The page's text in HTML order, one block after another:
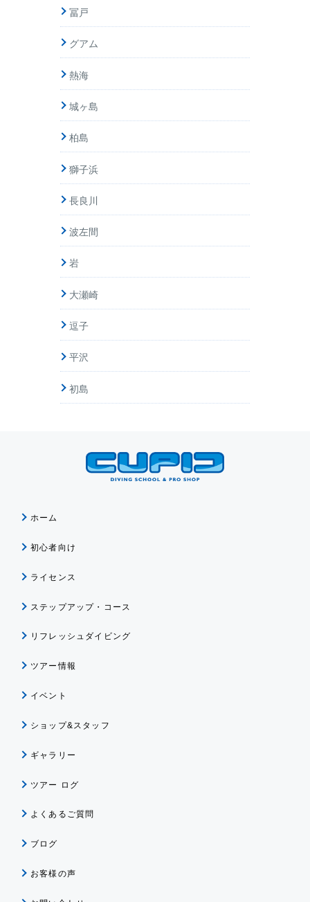
冨戸
グアム
熱海
城ヶ島
柏島
獅子浜
長良川
波左間
岩
大瀬崎
逗子
平沢
初島
ホーム
初心者向け
ライセンス
ステップアップ・コース
リフレッシュダイビング
ツアー情報
イベント
ショップ&スタッフ
ギャラリー
ツアー ログ
よくあるご質問
ブログ
お客様の声